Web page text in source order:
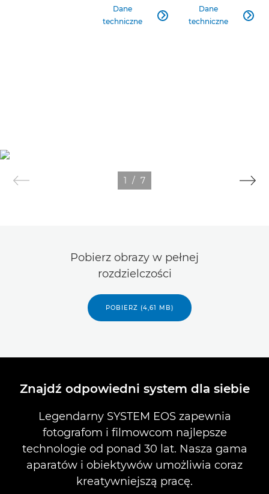
Dane
techniczne

Dane
techniczne

1 / 7
Pobierz obrazy w pełnej
rozdzielczości
POBIERZ (4,61 MB)
Znajdź odpowiedni system dla siebie
Legendarny SYSTEM EOS zapewnia
fotografom i filmowcom najlepsze
technologie od ponad 30 lat. Nasza gama
aparatów i obiektywów umożliwia coraz
kreatywniejszą pracę.